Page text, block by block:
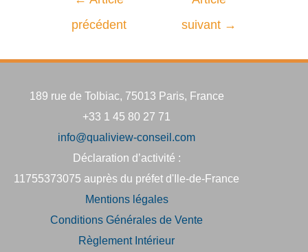
précédent
suivant →
189 rue de Tolbiac, 75013 Paris, France
+33 1 45 80 27 71
info@qualiview-conseil.com
Déclaration d’activité :
11755373075 auprès du préfet d'Ile-de-France
Mentions légales
Conditions Générales de Vente
Règlement Intérieur